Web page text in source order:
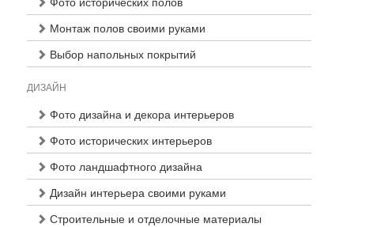
Монтаж полов своими руками
Выбор напольных покрытий
ДИЗАЙН
Фото дизайна и декора интерьеров
Фото исторических интерьеров
Фото ландшафтного дизайна
Дизайн интерьера своими руками
Строительные и отделочные материалы